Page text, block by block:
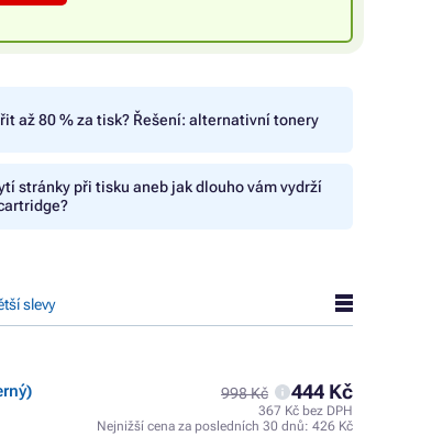
až 80 % za tisk? Řešení: alternativní tonery
stránky při tisku aneb jak dlouho vám vydrží
slevy
998 Kč 444 Kč
367 Kč bez DPH
Nejnižší cena za posledních 30 dnů: 426 Kč